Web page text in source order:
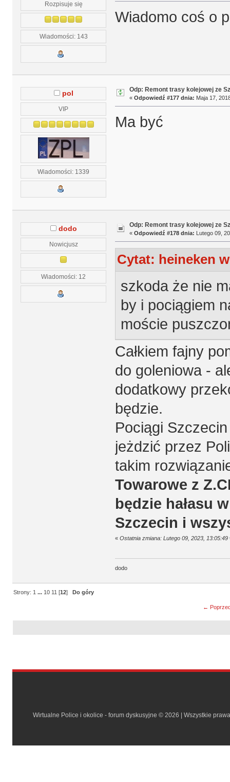
Rozpisuje się
Wiadomości: 143
Wiadomo coś o
pol
VIP
Wiadomości: 1339
Odp: Remont trasy kolejowej ze
« Odpowiedź #177 dnia: Maja 17,
Ma być
dodo
Nowicjusz
Wiadomości: 12
Odp: Remont trasy kolejowej ze
« Odpowiedź #178 dnia: Lutego 09,
Cytat: heineken
szkoda że nie
by i pociągiem
moście
Całkiem fajny
do goleniowa -
dodatkowy
będzie.
Pociągi
jeżdzić przez
takim
Towarowe z
będzie hałasu
Szczecin i
« Ostatnia zmiana: Lutego 09, 2023, 13:05:49
dodo
Strony: 1 ... 10 11 [12] Do góry
←
Wirtualne Police i okolice - forum dyskusyjne © 2026 | Wszystkie